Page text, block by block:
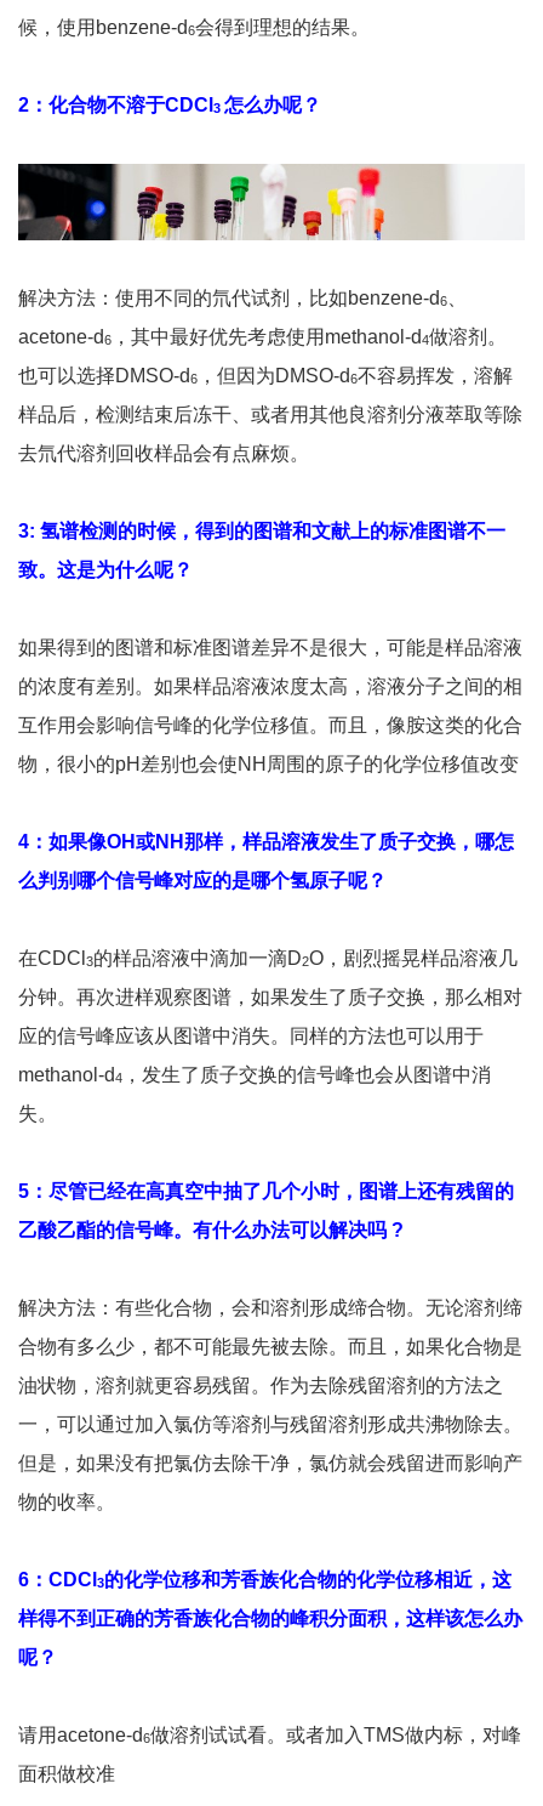
候，使用benzene-d6会得到理想的结果。
2：化合物不溶于CDCl 3 怎么办呢？
解决方法：使用不同的氘代试剂，比如benzene-d6
acetone-d6 ，其中最好优先考虑使用methanol-d4做溶剂。
也可以选择DMSO-d6 ，但因为DMSO-d6不容易挥发，溶解
样品后，检测结束后冻干、或者用其他良溶剂分液萃取等除
去氘代溶剂回收样品会有点麻烦。
3: 氢谱检测的时候，得到的图谱和文献上的标准图谱不一
致。这是为什么呢？
如果得到的图谱和标准图谱差异不是很大，可能是样品溶液
的浓度有差别。如果样品溶液浓度太高，溶液分子之间的相
互作用会影响信号峰的化学位移值。而且，像胺这类的化合
物，很小的pH差别也会使NH周围的原子的化学位移值改变
4：如果像OH或NH那样，样品溶液发生了质子交换，哪怎
么判别哪个信号峰对应的是哪个氢原子呢？
在CDCl 3的样品溶液中滴加一滴D2O，剧烈摇晃样品溶液几
分钟。再次进样观察图谱，如果发生了质子交换，那么相对
应的信号峰应该从图谱中消失。同样的方法也可以用于
methanol-d4 ，发生了质子交换的信号峰也会从图谱中消
失。
5：尽管已经在高真空中抽了几个小时，图谱上还有残留的
乙酸乙酯的信号峰。有什么办法可以解决吗 ?
解决方法：有些化合物，会和溶剂形成缔合物。无论溶剂缔
合物有多么少，都不可能最先被去除。而且，如果化合物是
油状物，溶剂就更容易残留。作为去除残留溶剂的方法之
一，可以通过加入氯仿等溶剂与残留溶剂形成共沸物除去。
但是，如果没有把氯仿去除干净，氯仿就会残留进而影响产
物的收率。
6：CDCl 3的化学位移和芳香族化合物的化学位移相近，这
样得不到正确的芳香族化合物的峰积分面积，这样该怎么办
呢？
请用acetone-d6做溶剂试试看。或者加入TMS做内标，对峰
面积做校准